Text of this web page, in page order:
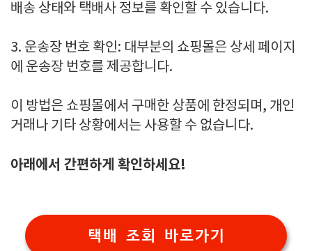
배송 상태와 택배사 정보를 확인할 수 있습니다.
3. 운송장 번호 확인: 대부분의 쇼핑몰은 상세 페이지
에 운송장 번호를 제공합니다.
이 방법은 쇼핑몰에서 구매한 상품에 한정되며, 개인
거래나 기타 상황에서는 사용할 수 없습니다.
아래에서 간편하게 확인하세요!
택배 조회 바로가기